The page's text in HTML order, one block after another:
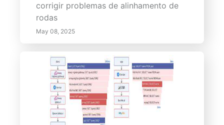
corrigir problemas de alinhamento de
rodas
May 08, 2025